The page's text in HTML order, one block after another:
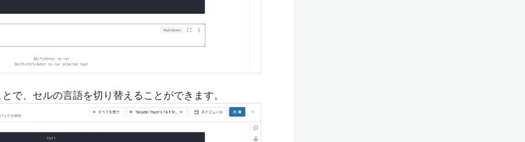
で、セルの言語を切り替えることができます。